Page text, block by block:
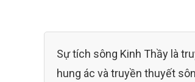
Sự tích sông Kinh Thầy là
hung ác và truyền thuyết